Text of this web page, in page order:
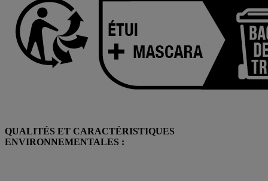
QUALITÉS ET CARACTÉRISTIQUES
ENVIRONNEMENTALES :